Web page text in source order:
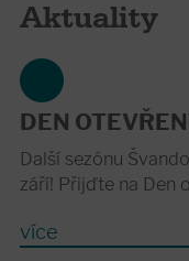
Aktuality
DEN
Další sezónu
září! Přijďte na Den
více